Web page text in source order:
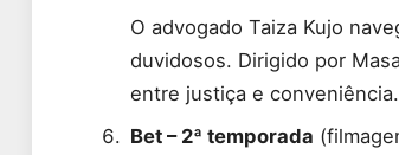
O advogado Taiza Kujo
duvidosos. Dirigido por
entre justiça e conveniência.
Bet – 2ª temporada